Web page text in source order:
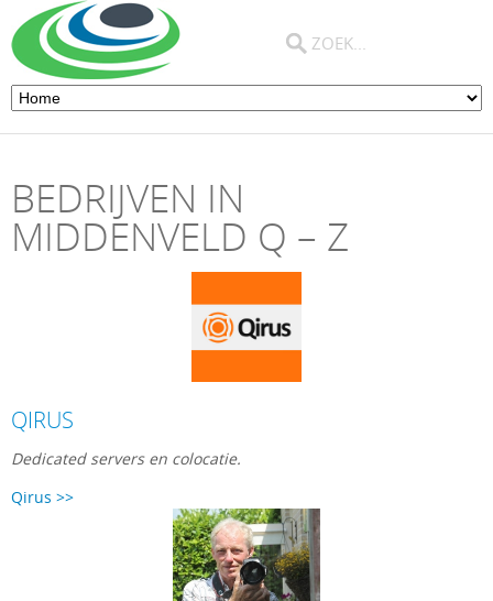
BEDRIJVEN IN
MIDDENVELD Q – Z
QIRUS
Dedicated servers en colocatie.
Qirus >>